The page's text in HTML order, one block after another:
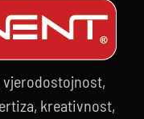
vjerodostojnost,
kreativnost,